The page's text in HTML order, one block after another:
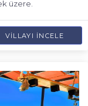
üzere.
VILLAYI İNCELE